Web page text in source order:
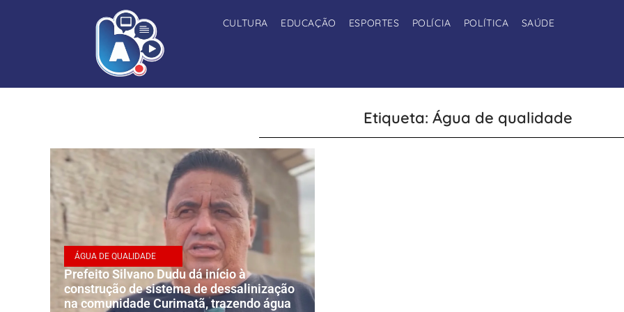
CULTURA EDUCAÇÃO ESPORTES POLÍCIA POLÍTICA SAÚDE
Etiqueta: Água de qualidade
ÁGUA DE QUALIDADE
Prefeito Silvano Dudu dá início à
construção de sistema de dessalinização
na comunidade Curimatã, trazendo água